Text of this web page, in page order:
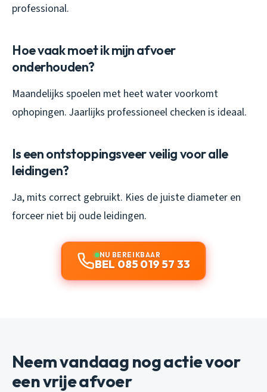
professional.
Hoe vaak moet ik mijn afvoer
onderhouden?
Maandelijks spoelen met heet water voorkomt
ophopingen. Jaarlijks professioneel checken is ideaal.
Is een ontstoppingsveer veilig voor alle
leidingen?
Ja, mits correct gebruikt. Kies de juiste diameter en
forceer niet bij oude leidingen.
NU BEREIKBAAR
BEL 085 019 57 33
Neem vandaag nog actie voor
een vrije afvoer